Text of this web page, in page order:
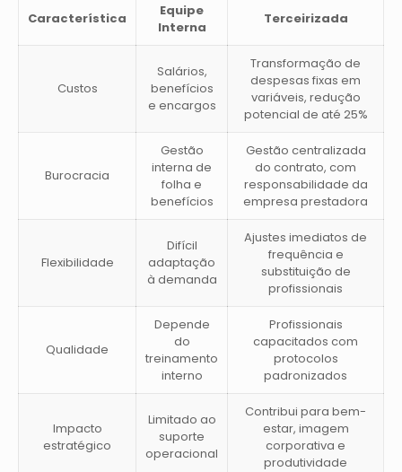
Característica
Equipe
Interna
Terceirizada
Custos
Salários,
benefícios
e encargos
Transformação de
despesas fixas em
variáveis, redução
potencial de até 25%
Burocracia
Gestão
interna de
folha e
benefícios
Gestão centralizada
do contrato, com
responsabilidade da
empresa prestadora
Flexibilidade
Difícil
adaptação
à demanda
Ajustes imediatos de
frequência e
substituição de
profissionais
Qualidade
Depende
do
treinamento
interno
Profissionais
capacitados com
protocolos
padronizados
Impacto
estratégico
Limitado ao
suporte
operacional
Contribui para bem-
estar, imagem
corporativa e
produtividade